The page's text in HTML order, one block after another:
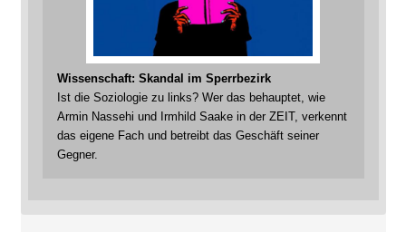
Wissenschaft: Skandal im Sperrbezirk
Ist die Soziologie zu links? Wer das behauptet, wie
Armin Nassehi und Irmhild Saake in der ZEIT, verkennt
das eigene Fach und betreibt das Geschäft seiner
Gegner.